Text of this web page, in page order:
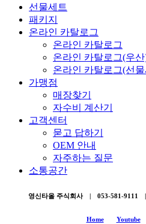
선물세트
패키지
온라인 카탈로그
온라인 카탈로그
온라인 카탈로그(우
온라인 카탈로그(선
가맹점
매장찾기
자수비 계산기
고객센터
묻고 답하기
OEM 안내
자주하는 질문
소통공간
영신타올 주식회사 | 053-581-9111 |
Home Youtube